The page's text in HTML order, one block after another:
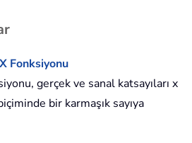
Fonksiyonu
gerçek ve sanal katsayıları x
bir karmaşık sayıya